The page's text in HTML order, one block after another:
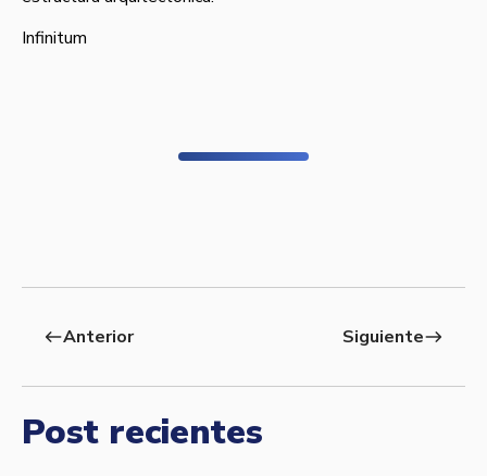
Infinitum
westAnterior Siguienteeast
Post recientes